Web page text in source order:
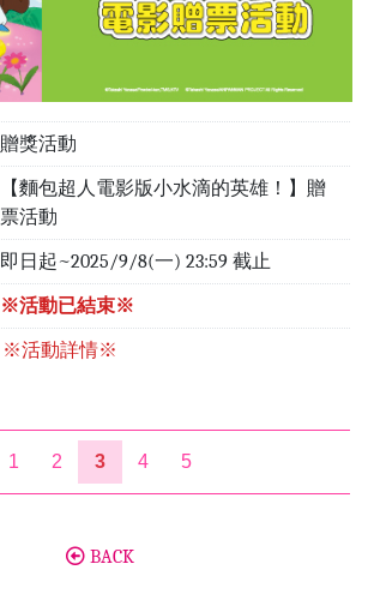
贈獎活動
【麵包超人電影版小水滴的英雄！】贈
票活動
即日起~2025/9/8(一) 23:59 截止
※活動已結束※
※活動詳情※
1 2 3 4 5
BACK